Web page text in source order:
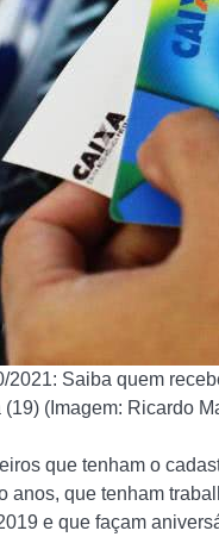
2021: Saiba quem
(19) (Imagem: Ricardo
que tenham o
anos, que tenham
e que façam